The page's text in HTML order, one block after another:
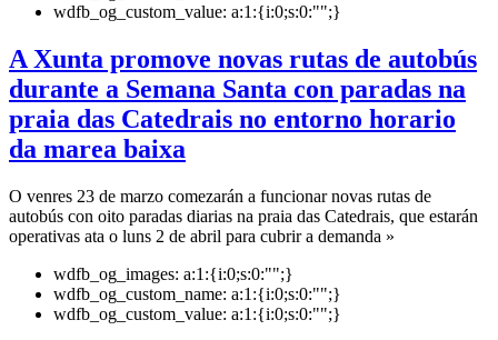
wdfb_og_custom_value: a:1:{i:0;s:0:"";}
A Xunta promove novas rutas de autobús
durante a Semana Santa con paradas na
praia das Catedrais no entorno horario
da marea baixa
O venres 23 de marzo comezarán a funcionar novas rutas de
autobús con oito paradas diarias na praia das Catedrais, que estarán
operativas ata o luns 2 de abril para cubrir a demanda »
wdfb_og_images: a:1:{i:0;s:0:"";}
wdfb_og_custom_name: a:1:{i:0;s:0:"";}
wdfb_og_custom_value: a:1:{i:0;s:0:"";}